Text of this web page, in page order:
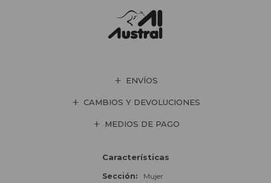
ENVÍOS
CAMBIOS Y DEVOLUCIONES
MEDIOS DE PAGO
Características
Sección Mujer